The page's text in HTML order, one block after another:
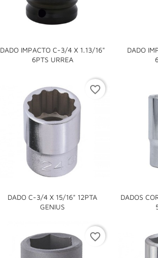
DADO IMPACTO C-3/4 X 1.13/16"
6PTS URREA

DADO
DADO C-3/4 X 15/16" 12PTA
GENIUS

favorite_border
DADOS
favorite_border